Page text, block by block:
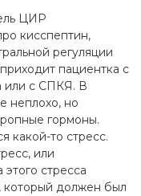
ЦИР
кисспептин,
регуляции
пациентка с
или с СПКЯ. В
неплохо, но
гормоны.
какой-то стресс.
или
стресса
который должен был